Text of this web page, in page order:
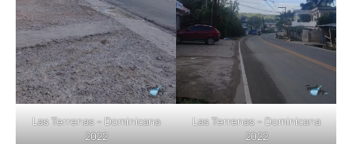
Las Terrenas – Dominicana
2022
Las Terrenas – Dominicana
2022